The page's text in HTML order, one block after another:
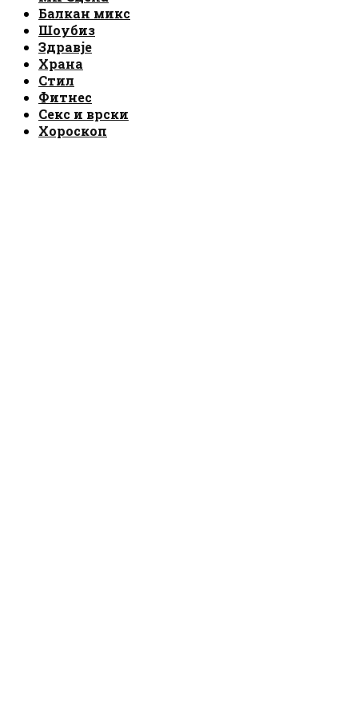
Балкан микс
Шоубиз
Здравје
Храна
Стил
Фитнес
Секс и врски
Хороскоп